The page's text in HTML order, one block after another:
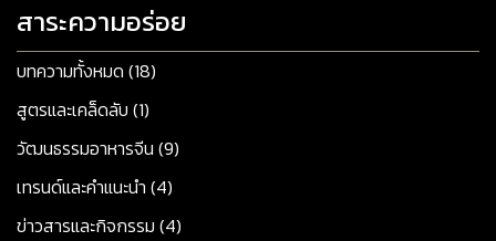
สาระความอร่อย
บทความทั้งหมด (18)
สูตรและเคล็ดลับ (1)
วัฒนธรรมอาหารจีน (9)
เทรนด์และคำแนะนำ (4)
ข่าวสารและกิจกรรม (4)